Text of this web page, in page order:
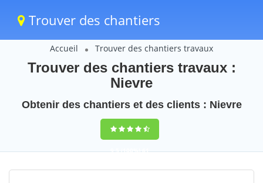
Trouver des chantiers
Accueil Trouver des chantiers travaux
Trouver des chantiers travaux :
Nievre
Obtenir des chantiers et des clients : Nievre
9,5(100%)61
votes